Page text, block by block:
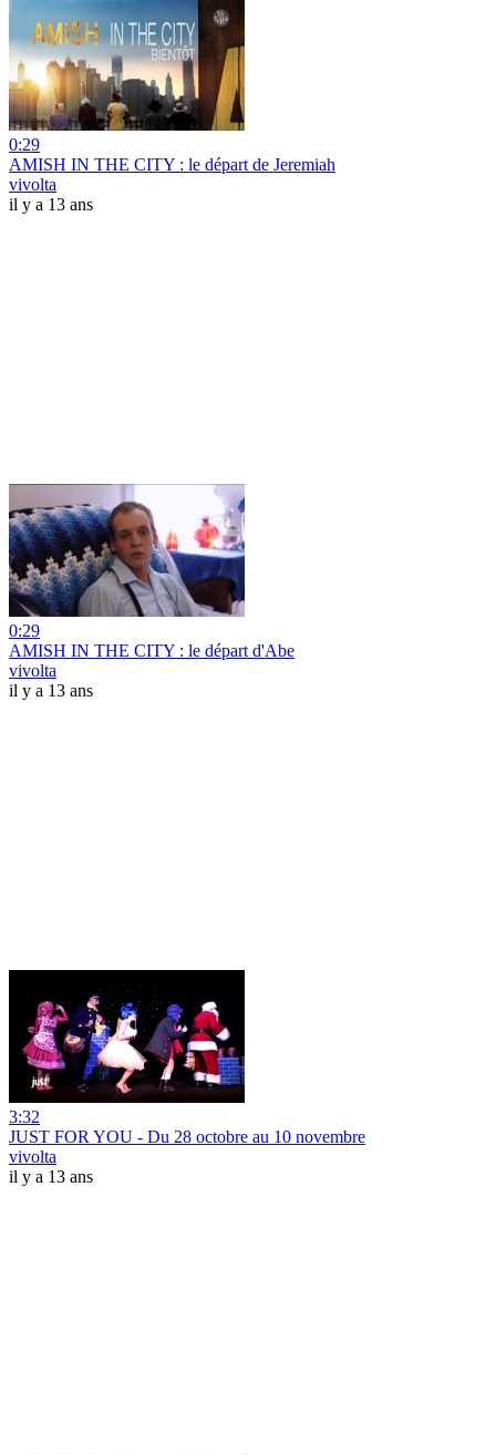
0:29
AMISH IN THE CITY : le départ de Jeremiah
vivolta
il y a 13 ans
0:29
AMISH IN THE CITY : le départ d'Abe
vivolta
il y a 13 ans
3:32
JUST FOR YOU - Du 28 octobre au 10 novembre
vivolta
il y a 13 ans